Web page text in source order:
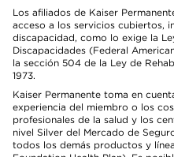
Los afiliados de Kaiser
acceso a los servicios cubiertos,
discapacidad, como lo exige la
Discapacidades (Federal
la sección 504 de la Ley de
1973.
Kaiser Permanente toma en
experiencia del miembro o los
profesionales de la salud y los
nivel Silver del Mercado de
todos los demás productos y